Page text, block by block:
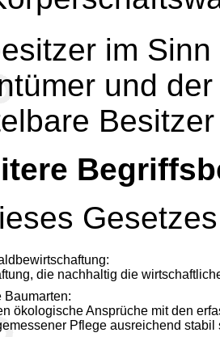
im
und
die nachhaltig die
Baumarten:
ökologische Ansprüche mit den
Pflege ausreichend